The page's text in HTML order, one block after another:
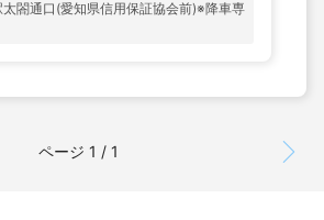
閤通口(愛知県信用保証協会前)※降車専
ページ 1 / 1